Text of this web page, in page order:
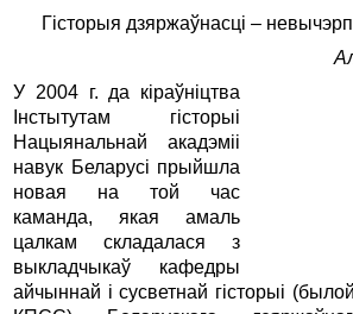
Гісторыя дзяржаўнасці –
У 2004 г. да кіраўніцтва
Інстытутам гісторыі
Нацыянальнай акадэміі
навук Беларусі прыйшла
новая на той час
каманда, якая амаль
цалкам складалася з
выкладчыкаў кафедры
айчыннай і сусветнай гісторыі